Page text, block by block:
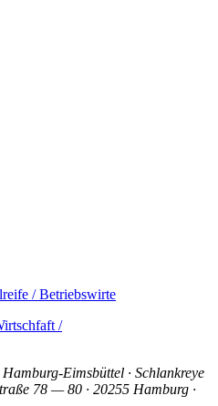
Eimsbüttel · Schlankreye
78 — 80 · 20255 Hamburg ·